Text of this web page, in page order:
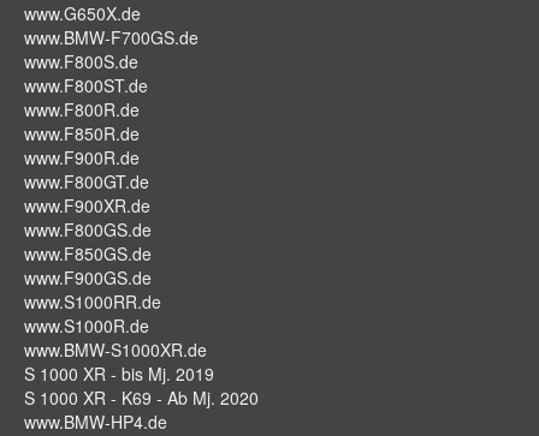
www.G650X.de
www.BMW-F700GS.de
www.F800S.de
www.F800ST.de
www.F800R.de
www.F850R.de
www.F900R.de
www.F800GT.de
www.F900XR.de
www.F800GS.de
www.F850GS.de
www.F900GS.de
www.S1000RR.de
www.S1000R.de
www.BMW-S1000XR.de
S 1000 XR - bis Mj. 2019
S 1000 XR - K69 - Ab Mj. 2020
www.BMW-HP4.de